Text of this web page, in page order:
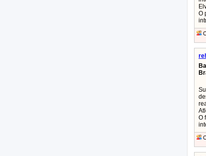
O
O